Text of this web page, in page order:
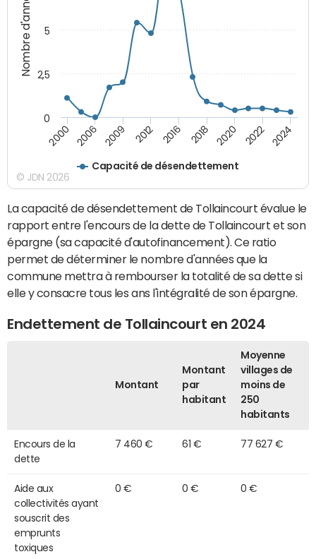
Nombre d'années
Capacité de désendettement
2000 2006 2009 2012 2016 2018 2020 2022 2024
0
2,5
5
© JDN 2026
La capacité de désendettement de Tollaincourt évalue le
rapport entre l'encours de la dette de Tollaincourt et son
épargne (sa capacité d'autofinancement). Ce ratio
permet de déterminer le nombre d'années que la
commune mettra à rembourser la totalité de sa dette si
elle y consacre tous les ans l'intégralité de son épargne.
Endettement de Tollaincourt en 2024
Montant
Montant
par
habitant
Moyenne
villages de
moins de
250
habitants
Encours de la
dette
7 460 € 61 € 77 627 €
Aide aux
collectivités ayant
souscrit des
emprunts
toxiques
0 € 0 € 0 €